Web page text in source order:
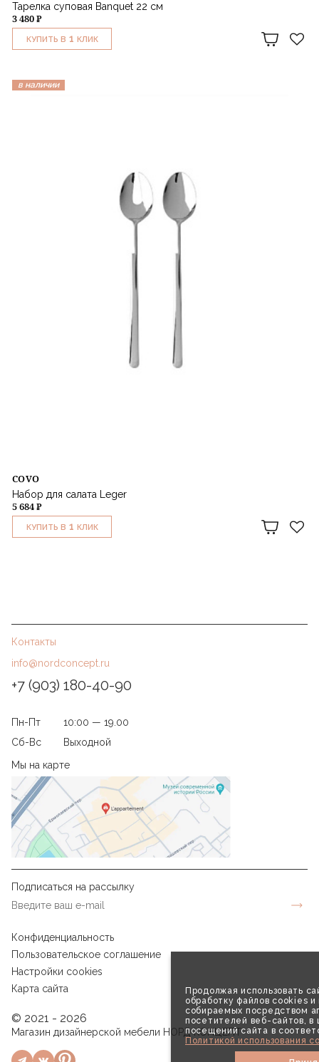
Продолжая использовать
обработку файлов cookies и
собираемых посредством
посетителей веб-сайтов, в
посещений сайта в
Политикой использования
Тарелка суповая Banquet 22 см
3 480 ₽
КУПИТЬ В 1 КЛИК
в наличии
COVO
Набор для салата Leger
5 684 ₽
КУПИТЬ В 1 КЛИК
Контакты
info@nordconcept.ru
+7 (903) 180-40-90
Пн-Пт
10:00 — 19.00
Сб-Вс
Выходной
Мы на карте
Подписаться на рассылку
Конфиденциальность
Пользовательское соглашение
Настройки cookies
Карта сайта
© 2021 - 2026
Магазин дизайнерской мебели НОРД КОНЦЕПТ